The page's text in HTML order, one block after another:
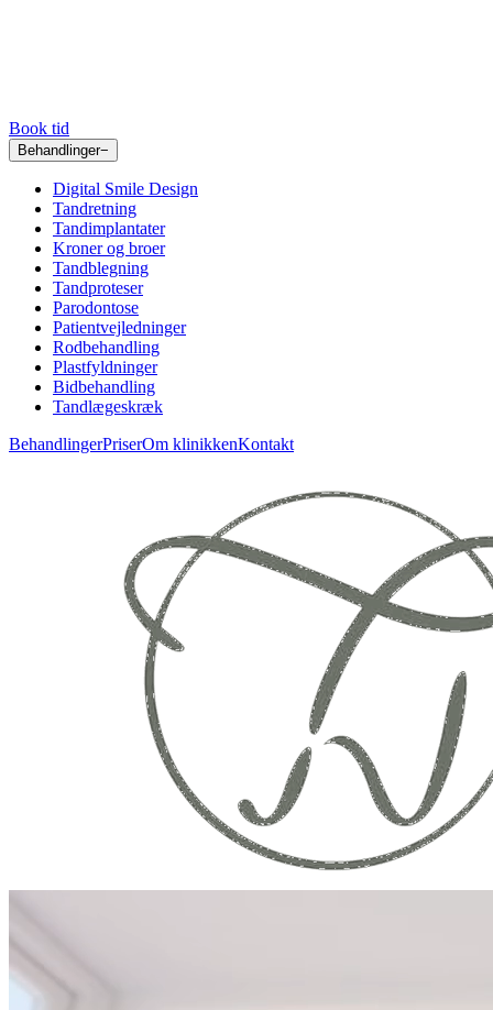
Book tid
Behandlinger−
Digital Smile Design
Tandretning
Tandimplantater
Kroner og broer
Tandblegning
Tandproteser
Parodontose
Patientvejledninger
Rodbehandling
Plastfyldninger
Bidbehandling
Tandlægeskræk
BehandlingerPriserOm klinikkenKontakt